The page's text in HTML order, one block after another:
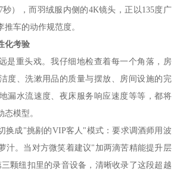
秒），而羽绒服内侧的4K镜头，正以135度广
车的动作规范度。
化考验
是重头戏。我仔细地检查着每一个角落 ， 房
度、洗漱用品的质量与摆放、房间设施的完
漏水流速度、夜床服务响应速度等等 ，都将
态模型。
换成"挑剔的VIP客人 "模式：要求调酒师用波
汁。当对方微笑着建议" 加两滴苦精能提升层
颗纽扣里的录音设备，清晰收录了这段超越